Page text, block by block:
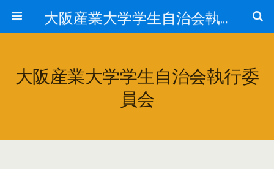
大阪産業大学学生自治会執行委員会
大阪産業大学学生自治会執行委
員会